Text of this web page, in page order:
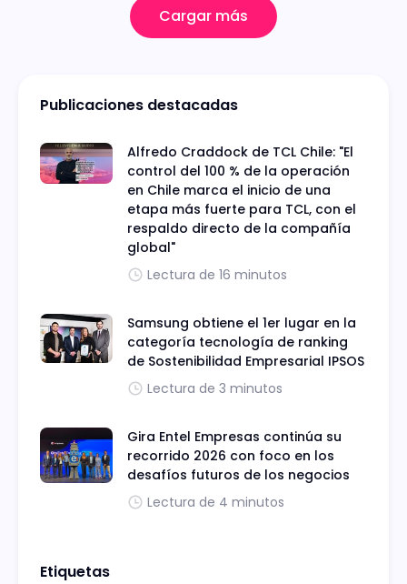
Cargar más
Publicaciones destacadas
Alfredo Craddock de TCL Chile: "El
control del 100 % de la operación
en Chile marca el inicio de una
etapa más fuerte para TCL, con el
respaldo directo de la compañía
global"
Lectura de 16 minutos
Samsung obtiene el 1er lugar en la
categoría tecnología de ranking
de Sostenibilidad Empresarial IPSOS
Lectura de 3 minutos
Gira Entel Empresas continúa su
recorrido 2026 con foco en los
desafíos futuros de los negocios
Lectura de 4 minutos
Etiquetas